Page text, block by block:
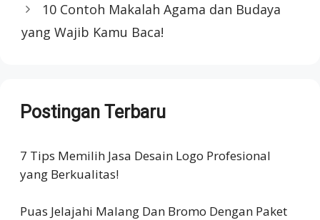
10 Contoh Makalah Agama dan Budaya
yang Wajib Kamu Baca!
Postingan Terbaru
7 Tips Memilih Jasa Desain Logo Profesional
yang Berkualitas!
Puas Jelajahi Malang Dan Bromo Dengan Paket